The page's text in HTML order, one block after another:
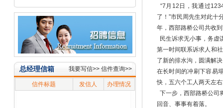
总经理信箱 我要写信>> 信件查询>>
信件标题 发信人 办理情况
“7月12日，我通过
了！”市民周先生对此十
年，西部路桥公司共收
民生诉求无小事，务虚
第一时间联系诉求人和
了新的排水沟，圆满解
在长时间的冲刷下容易
快，五六个工人两天左
下一步，西部路桥公司
回音、事事有着落。